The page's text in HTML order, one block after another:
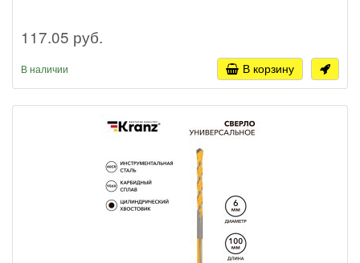
117.05 руб.
В наличии В корзину